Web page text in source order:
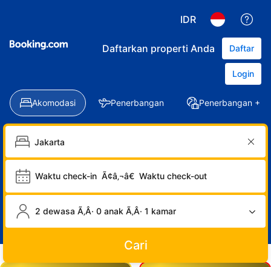
IDR
Daftarkan properti Anda Daftar
Login
Akomodasi Penerbangan Penerbangan +
Waktu check-in Ã¢â‚¬â€ Waktu check-out
2 dewasa Ã‚Â· 0 anak Ã‚Â· 1 kamar
Cari